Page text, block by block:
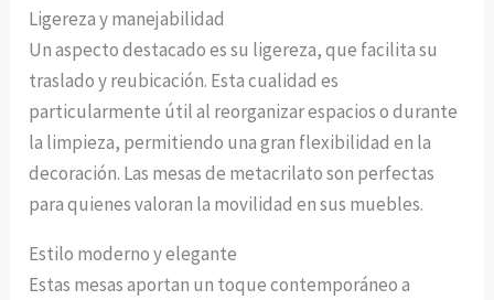
Ligereza y manejabilidad
Un aspecto destacado es su ligereza, que facilita su
traslado y reubicación. Esta cualidad es
particularmente útil al reorganizar espacios o durante
la limpieza, permitiendo una gran flexibilidad en la
decoración. Las mesas de metacrilato son perfectas
para quienes valoran la movilidad en sus muebles.
Estilo moderno y elegante
Estas mesas aportan un toque contemporáneo a